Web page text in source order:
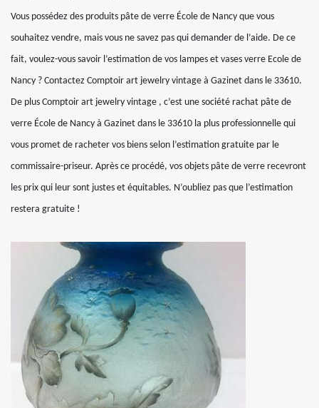
Vous possédez des produits pâte de verre École de Nancy que vous
souhaitez vendre, mais vous ne savez pas qui demander de l’aide. De ce
fait, voulez-vous savoir l’estimation de vos lampes et vases verre Ecole de
Nancy ? Contactez Comptoir art jewelry vintage à Gazinet dans le 33610.
De plus Comptoir art jewelry vintage , c’est une société rachat pâte de
verre École de Nancy à Gazinet dans le 33610 la plus professionnelle qui
vous promet de racheter vos biens selon l’estimation gratuite par le
commissaire-priseur. Après ce procédé, vos objets pâte de verre recevront
les prix qui leur sont justes et équitables. N’oubliez pas que l’estimation
restera gratuite !